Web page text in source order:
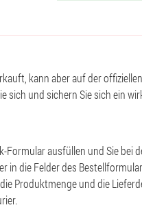
kann aber auf der
sich und sichern Sie sich ein
Formular ausfüllen und Sie bei
in die Felder des
Produktmenge und die